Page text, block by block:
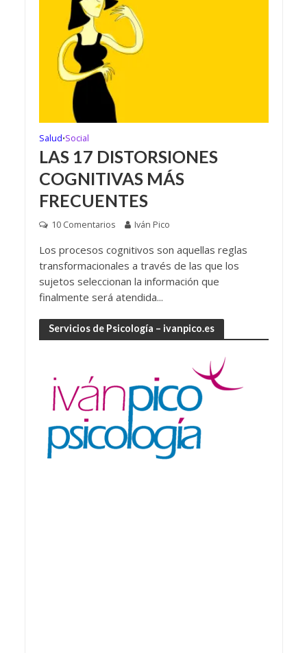
Salud•Social
LAS 17 DISTORSIONES
COGNITIVAS MÁS
FRECUENTES
10 Comentarios Iván Pico
Los procesos cognitivos son aquellas reglas
transformacionales a través de las que los
sujetos seleccionan la información que
finalmente será atendida...
Servicios de Psicología – ivanpico.es